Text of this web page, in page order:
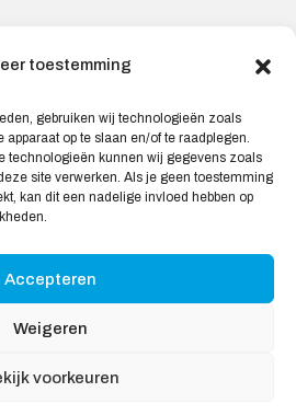
toestemming
gebruiken wij technologieën zoals
op te slaan en/of te raadplegen.
technologieën kunnen wij gegevens zoals
site verwerken. Als je geen toestemming
kan dit een nadelige invloed hebben op
Accepteren
Weigeren
voorkeuren